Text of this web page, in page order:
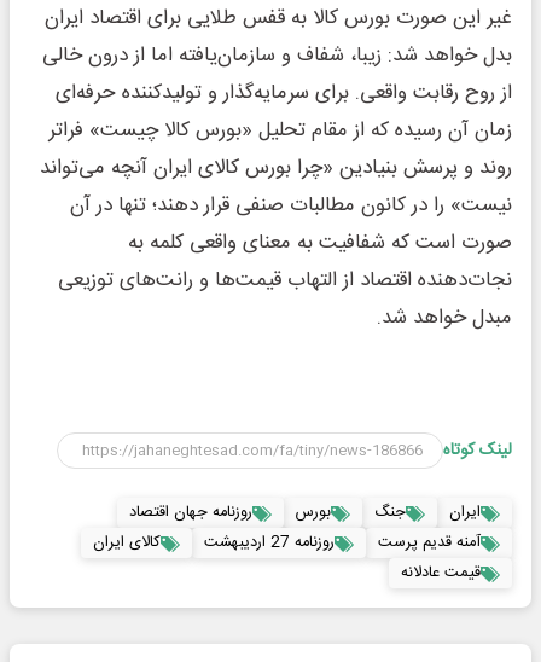
غیر این صورت بورس کالا به قفس طلایی برای اقتصاد ایران
بدل خواهد شد: زیبا، شفاف و سازمان‌یافته اما از درون خالی
از روح رقابت واقعی. برای سرمایه‌گذار و تولیدکننده حرفه‌ای
زمان آن رسیده که از مقام تحلیل «بورس کالا چیست» فراتر
روند و پرسش بنیادین «چرا بورس کالای ایران آنچه می‌تواند
نیست» را در کانون مطالبات صنفی قرار دهند؛ تنها در آن
صورت است که شفافیت به معنای واقعی کلمه به
نجات‌دهنده اقتصاد از التهاب قیمت‌ها و رانت‌های توزیعی
مبدل خواهد شد.
لینک کوتاه
ایران جنگ بورس
روزنامه جهان اقتصاد
آمنه قدیم پرست
روزنامه 27 اردیبهشت
کالای ایران
قیمت عادلانه